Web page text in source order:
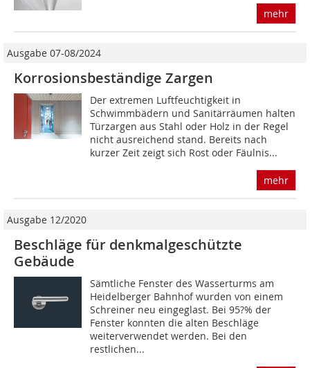
mehr
Ausgabe 07-08/2024
Korrosionsbeständige Zargen
Der extremen Luftfeuchtigkeit in
Schwimmbädern und Sanitärräumen halten
Türzargen aus Stahl oder Holz in der Regel
nicht ausreichend stand. Bereits nach
kurzer Zeit zeigt sich Rost oder Fäulnis...
mehr
Ausgabe 12/2020
Beschläge für denkmalgeschützte
Gebäude
Sämtliche Fenster des Wasserturms am
Heidelberger Bahnhof wurden von einem
Schreiner neu eingeglast. Bei 95?% der
Fenster konnten die alten Beschläge
weiterverwendet werden. Bei den
restlichen...